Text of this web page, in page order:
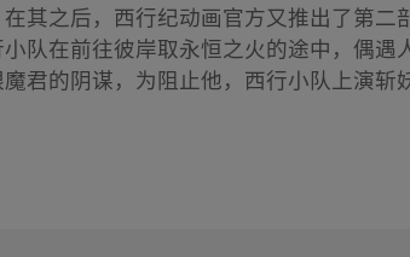
其之后，西行纪动画官方又推出了第二
队在前往彼岸取永恒之火的途中，偶遇
君的阴谋，为阻止他，西行小队上演斩